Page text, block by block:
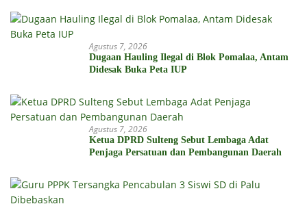
Agustus 7, 2026
Dugaan Hauling Ilegal di Blok Pomalaa, Antam
Didesak Buka Peta IUP
Agustus 7, 2026
Ketua DPRD Sulteng Sebut Lembaga Adat
Penjaga Persatuan dan Pembangunan Daerah